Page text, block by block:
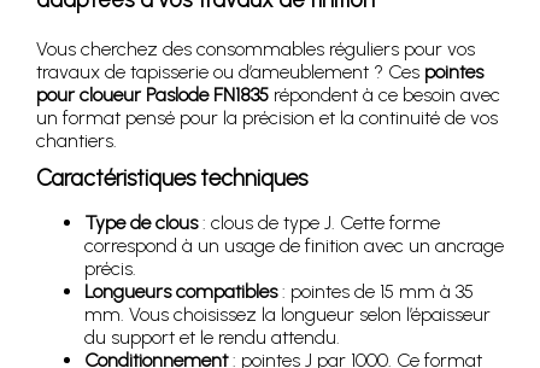
Vous cherchez des consommables réguliers pour vos
travaux de tapisserie ou d’ameublement ? Ces pointes
pour cloueur Paslode FN1835 répondent à ce besoin avec
un format pensé pour la précision et la continuité de vos
chantiers.
Caractéristiques techniques
Type de clous: clous de type J. Cette forme
correspond à un usage de finition avec un ancrage
précis.
Longueurs compatibles: pointes de 15 mm à 35
mm. Vous choisissez la longueur selon l’épaisseur
du support et le rendu attendu.
Conditionnement: pointes J par 1000. Ce format